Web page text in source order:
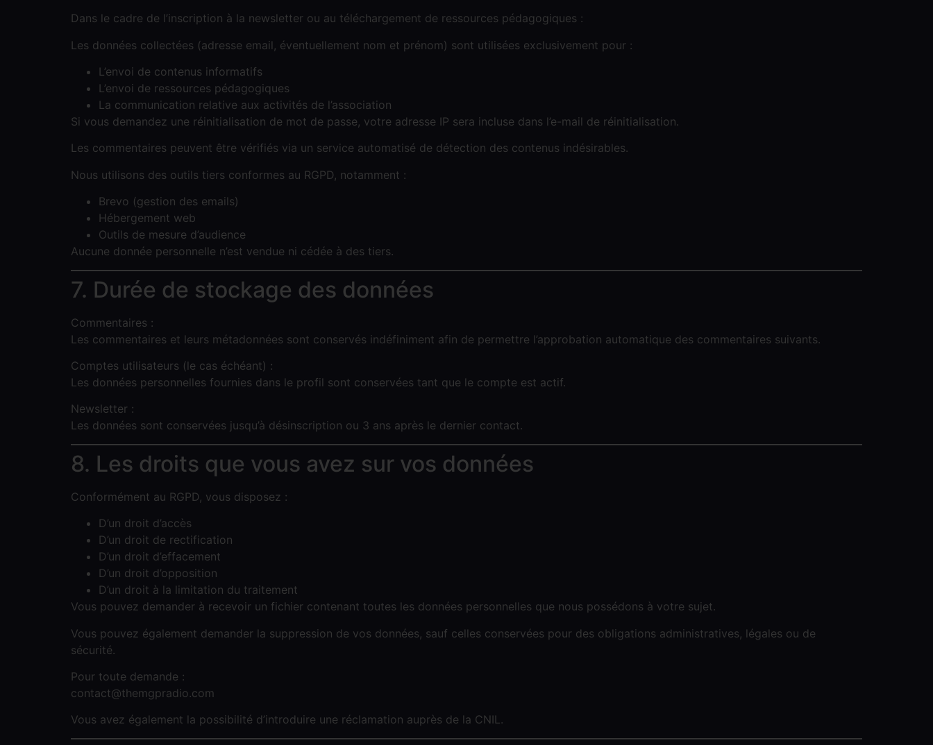
Dans le cadre de l’inscription à la newsletter ou au téléchargement de ressources pédagogiques :
Les données collectées (adresse email, éventuellement nom et prénom) sont utilisées exclusivement pour :
L’envoi de contenus informatifs
L’envoi de ressources pédagogiques
La communication relative aux activités de l’association
Si vous demandez une réinitialisation de mot de passe, votre adresse IP sera incluse dans l’e-mail de réinitialisation.
Les commentaires peuvent être vérifiés via un service automatisé de détection des contenus indésirables.
Nous utilisons des outils tiers conformes au RGPD, notamment :
Brevo (gestion des emails)
Hébergement web
Outils de mesure d’audience
Aucune donnée personnelle n’est vendue ni cédée à des tiers.
7. Durée de stockage des données
Commentaires :
Les commentaires et leurs métadonnées sont conservés indéfiniment afin de permettre l’approbation automatique des commentaires suivants.
Comptes utilisateurs (le cas échéant) :
Les données personnelles fournies dans le profil sont conservées tant que le compte est actif.
Newsletter :
Les données sont conservées jusqu’à désinscription ou 3 ans après le dernier contact.
8. Les droits que vous avez sur vos données
Conformément au RGPD, vous disposez :
D’un droit d’accès
D’un droit de rectification
D’un droit d’effacement
D’un droit d’opposition
D’un droit à la limitation du traitement
Vous pouvez demander à recevoir un fichier contenant toutes les données personnelles que nous possédons à votre sujet.
Vous pouvez également demander la suppression de vos données, sauf celles conservées pour des obligations administratives, légales ou de
sécurité.
Pour toute demande :
contact@themgpradio.com
Vous avez également la possibilité d’introduire une réclamation auprès de la CNIL.